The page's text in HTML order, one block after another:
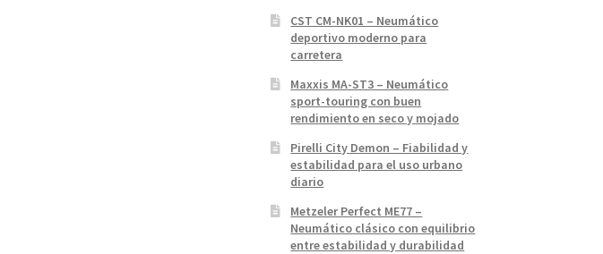
CST CM-NK01 – Neumático
deportivo moderno para
carretera
Maxxis MA-ST3 – Neumático
sport-touring con buen
rendimiento en seco y mojado
Pirelli City Demon – Fiabilidad y
estabilidad para el uso urbano
diario
Metzeler Perfect ME77 –
Neumático clásico con equilibrio
entre estabilidad y durabilidad